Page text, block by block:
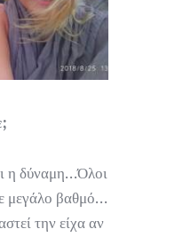
η δύναμη…Όλοι
μεγάλο βαθμό…
την είχα αν